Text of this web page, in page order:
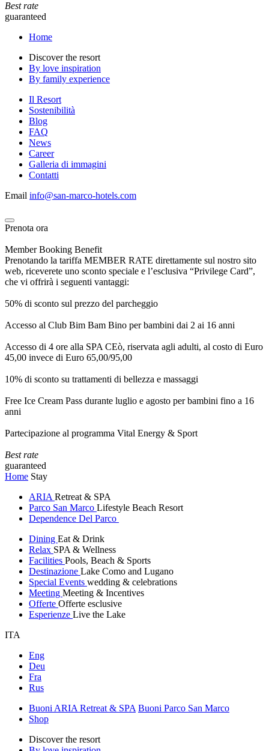
Best rate
guaranteed
Home
Discover the resort
By love inspiration
By family experience
Il Resort
Sostenibilità
Blog
FAQ
News
Career
Galleria di immagini
Contatti
Email info@san-marco-hotels.com
Prenota ora
Member Booking Benefit
Prenotando la tariffa MEMBER RATE direttamente sul nostro sito
web, riceverete uno sconto speciale e l’esclusiva “Privilege Card”,
che vi offrirà i seguenti vantaggi:
50% di sconto sul prezzo del parcheggio
Accesso al Club Bim Bam Bino per bambini dai 2 ai 16 anni
Accesso di 4 ore alla SPA CEò, riservata agli adulti, al costo di Euro
45,00 invece di Euro 65,00/95,00
10% di sconto su trattamenti di bellezza e massaggi
Free Ice Cream Pass durante luglio e agosto per bambini fino a 16
anni
Partecipazione al programma Vital Energy & Sport
Best rate
guaranteed
Home Stay
ARIA Retreat & SPA
Parco San Marco Lifestyle Beach Resort
Dependence Del Parco
Dining Eat & Drink
Relax SPA & Wellness
Facilities Pools, Beach & Sports
Destinazione Lake Como and Lugano
Special Events wedding & celebrations
Meeting Meeting & Incentives
Offerte Offerte esclusive
Esperienze Live the Lake
ITA
Eng
Deu
Fra
Rus
Buoni ARIA Retreat & SPA Buoni Parco San Marco
Shop
Discover the resort